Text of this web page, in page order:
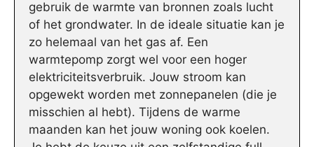
gebruik de warmte van bronnen zoals lucht
of het grondwater. In de ideale situatie kan je
zo helemaal van het gas af. Een
warmtepomp zorgt wel voor een hoger
elektriciteitsverbruik. Jouw stroom kan
opgewekt worden met zonnepanelen (die je
misschien al hebt). Tijdens de warme
maanden kan het jouw woning ook koelen.